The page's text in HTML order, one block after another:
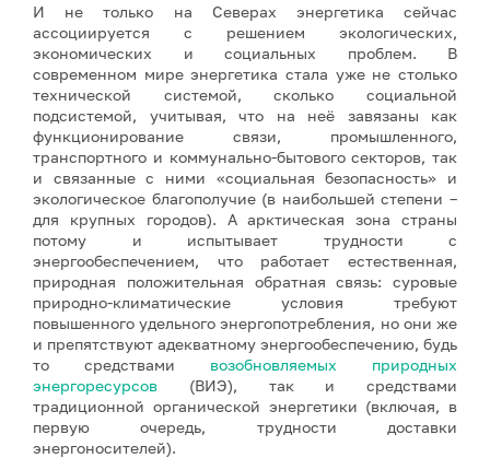
И не только на Северах энергетика сейчас
ассоциируется с решением экологических,
экономических и социальных проблем. В
современном мире энергетика стала уже не столько
технической системой, сколько социальной
подсистемой, учитывая, что на неё завязаны как
функционирование связи, промышленного,
транспортного и коммунально-бытового секторов, так
и связанные с ними «социальная безопасность» и
экологическое благополучие (в наибольшей степени –
для крупных городов). А арктическая зона страны
потому и испытывает трудности с
энергообеспечением, что работает естественная,
природная положительная обратная связь: суровые
природно-климатические условия требуют
повышенного удельного энергопотребления, но они же
и препятствуют адекватному энергообеспечению, будь
то средствами возобновляемых природных
энергоресурсов (ВИЭ), так и средствами
традиционной органической энергетики (включая, в
первую очередь, трудности доставки
энергоносителей).